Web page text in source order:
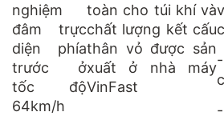
nghiệm
đâm trực
diện phía
trước ở
tốc độ
64km/h
toàn cho túi khí và
chất lượng kết cấu
thân vỏ được sản
xuất ở nhà máy
VinFast